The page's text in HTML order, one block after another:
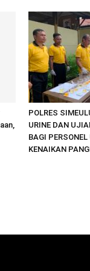
POLRES
URINE DAN
BAGI
KENAIKAN